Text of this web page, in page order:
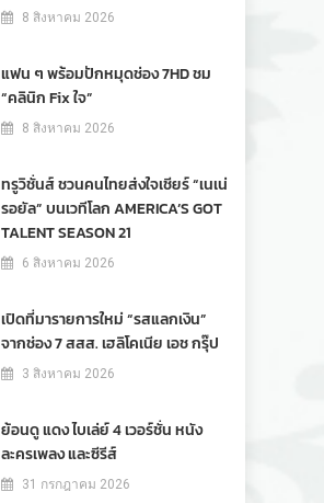
8 สิงหาคม 2026
แฟน ๆ พร้อมปักหมุดช่อง 7HD ชม
“คลินิก Fix ใจ”
8 สิงหาคม 2026
ทรูวิชั่นส์ ชวนคนไทยส่งใจเชียร์ “เนเน่
รอยัล” บนเวทีโลก AMERICA’S GOT
TALENT SEASON 21
6 สิงหาคม 2026
เปิดที่มารายการใหม่ “รสแลกเงิน”
จากช่อง 7 สสส. เฮลิโคเนีย เอช กรุ๊ป
3 สิงหาคม 2026
ย้อนดู แดง ไบเล่ย์ 4 เวอร์ชั่น หนัง
ละครเพลง และซีรีส์
31 กรกฎาคม 2026